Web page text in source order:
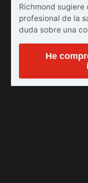
Richmond sugiere
profesional de la
duda sobre una
He